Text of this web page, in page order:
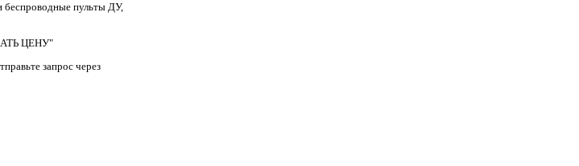
беспроводные пульты ДУ,
ЦЕНУ"
запрос через